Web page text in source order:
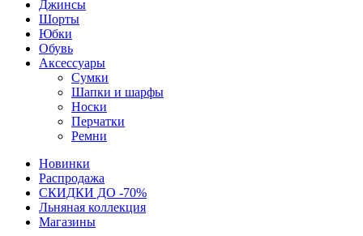
Джинсы
Шорты
Юбки
Обувь
Аксессуары
Сумки
Шапки и шарфы
Носки
Перчатки
Ремни
Новинки
Распродажа
СКИДКИ ДО -70%
Льняная коллекция
Магазины